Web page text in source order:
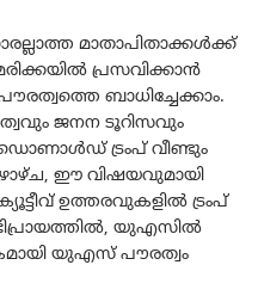
മാതാപിതാക്കൾക്ക്
പ്രസവിക്കാൻ
ബാധിച്ചേക്കാം.
ജനന ടൂറിസവും
ട്രംപ് വീണ്ടും
ഈ വിഷയവുമായി
ഉത്തരവുകളിൽ ട്രംപ്
യുഎസിൽ
യുഎസ് പൗരത്വം